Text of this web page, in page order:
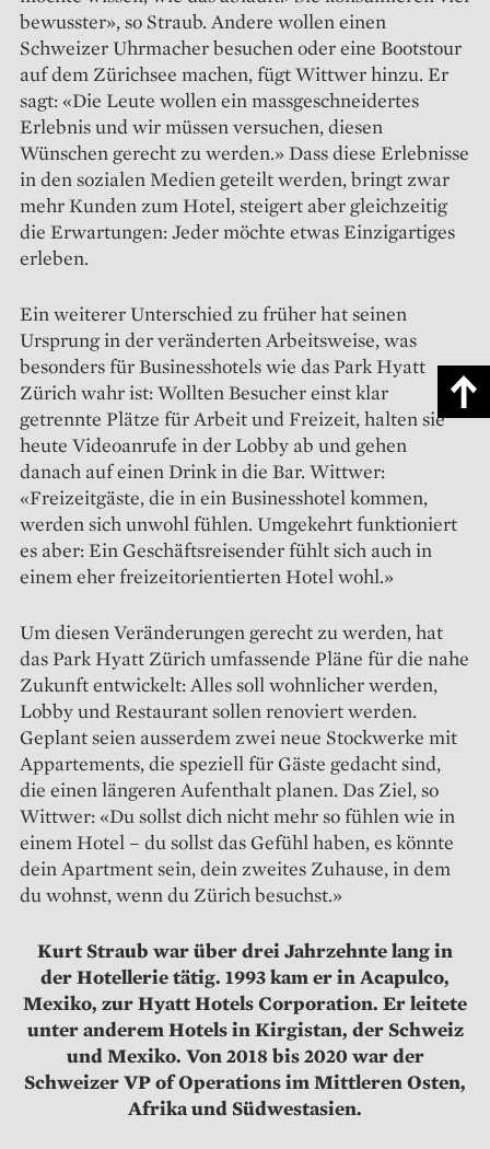
bewusster», so Straub. Andere wollen einen
Schweizer Uhrmacher besuchen oder eine Bootstour
auf dem Zürichsee machen, fügt Wittwer hinzu. Er
sagt: «Die Leute wollen ein massgeschneidertes
Erlebnis und wir müssen versuchen, diesen
Wünschen gerecht zu werden.» Dass diese Erlebnisse
in den sozialen Medien geteilt werden, bringt zwar
mehr Kunden zum Hotel, steigert aber gleichzeitig
die Erwartungen: Jeder möchte etwas Einzigartiges
erleben.
Ein weiterer Unterschied zu früher hat seinen
Ursprung in der veränderten Arbeitsweise, was
besonders für Businesshotels wie das Park Hyatt
Zürich wahr ist: Wollten Besucher einst klar
getrennte Plätze für Arbeit und Freizeit, halten sie
heute Videoanrufe in der Lobby ab und gehen
danach auf einen Drink in die Bar. Wittwer:
«Freizeitgäste, die in ein Businesshotel kommen,
werden sich unwohl fühlen. Umgekehrt funktioniert
es aber: Ein Geschäftsreisender fühlt sich auch in
einem eher freizeitorientierten Hotel wohl.»
Um diesen Veränderungen gerecht zu werden, hat
das Park Hyatt Zürich umfassende Pläne für die nahe
Zukunft entwickelt: Alles soll wohnlicher werden,
Lobby und Restaurant sollen renoviert werden.
Geplant seien ausserdem zwei neue Stockwerke mit
Appartements, die speziell für Gäste gedacht sind,
die einen längeren Aufenthalt planen. Das Ziel, so
Wittwer: «Du sollst dich nicht mehr so fühlen wie in
einem Hotel – du sollst das Gefühl haben, es könnte
dein Apartment sein, dein zweites Zuhause, in dem
du wohnst, wenn du Zürich besuchst.»
Kurt Straub war über drei Jahrzehnte lang in
der Hotellerie tätig. 1993 kam er in Acapulco,
Mexiko, zur Hyatt Hotels Corporation. Er leitete
unter anderem Hotels in Kirgistan, der Schweiz
und Mexiko. Von 2018 bis 2020 war der
Schweizer VP of Operations im Mittleren Osten,
Afrika und Südwestasien.